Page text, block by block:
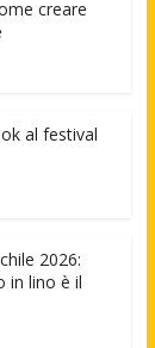
creare
al festival
2026:
in lino è il